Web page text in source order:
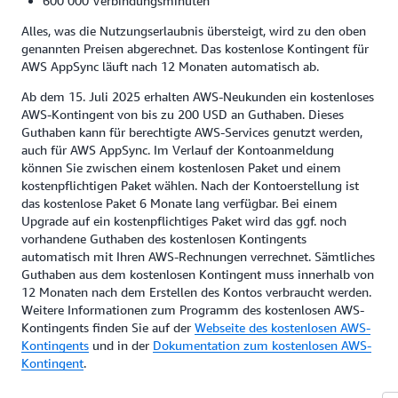
Alles, was die Nutzungserlaubnis übersteigt, wird zu den oben
genannten Preisen abgerechnet. Das kostenlose Kontingent für
AWS AppSync läuft nach 12 Monaten automatisch ab.
Ab dem 15. Juli 2025 erhalten AWS-Neukunden ein kostenloses
AWS-Kontingent von bis zu 200 USD an Guthaben. Dieses
Guthaben kann für berechtigte AWS-Services genutzt werden,
auch für AWS AppSync. Im Verlauf der Kontoanmeldung
können Sie zwischen einem kostenlosen Paket und einem
kostenpflichtigen Paket wählen. Nach der Kontoerstellung ist
das kostenlose Paket 6 Monate lang verfügbar. Bei einem
Upgrade auf ein kostenpflichtiges Paket wird das ggf. noch
vorhandene Guthaben des kostenlosen Kontingents
automatisch mit Ihren AWS-Rechnungen verrechnet. Sämtliches
Guthaben aus dem kostenlosen Kontingent muss innerhalb von
12 Monaten nach dem Erstellen des Kontos verbraucht werden.
Weitere Informationen zum Programm des kostenlosen AWS-
Kontingents finden Sie auf der Webseite des kostenlosen AWS-
Kontingents und in der Dokumentation zum kostenlosen AWS-
Kontingent.